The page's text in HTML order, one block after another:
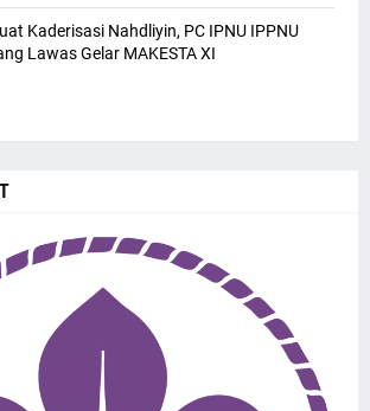
Kaderisasi Nahdliyin, PC IPNU IPPNU
Lawas Gelar MAKESTA XI